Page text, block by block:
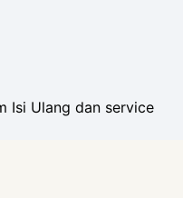
Isi Ulang dan service